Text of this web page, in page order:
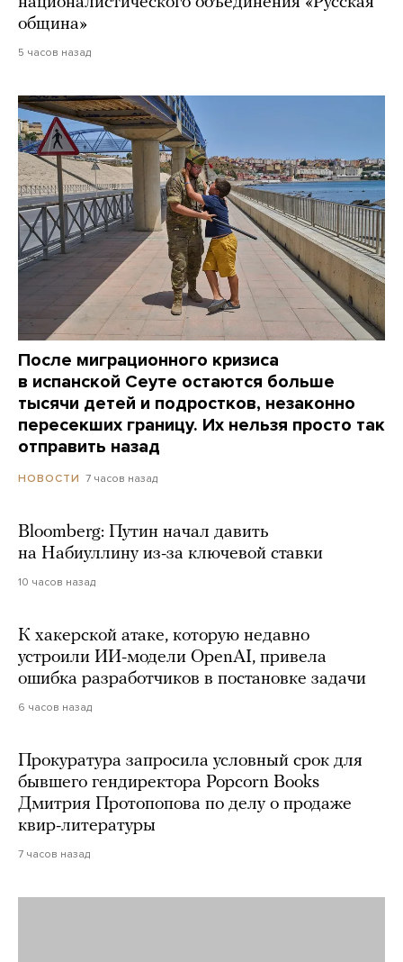
община»
5 часов назад
После миграционного кризиса
в испанской Сеуте остаются больше
тысячи детей и подростков, незаконно
пересекших границу. Их нельзя просто так
отправить назад
НОВОСТИ 7 часов назад
Bloomberg: Путин начал давить
на Набиуллину из-за ключевой ставки
10 часов назад
К хакерской атаке, которую недавно
устроили ИИ-модели OpenAI, привела
ошибка разработчиков в постановке задачи
6 часов назад
Прокуратура запросила условный срок для
бывшего гендиректора Popcorn Books
Дмитрия Протопопова по делу о продаже
квир-литературы
7 часов назад